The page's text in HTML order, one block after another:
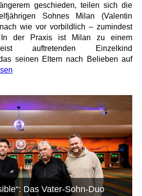
geschieden, teilen sich die
Sohnes Milan (Valentin
wie vor vorbildlich – zumindest
der Praxis ist Milan zu einem
auftretenden Einzelkind
seinen Eltern nach Belieben auf
Das Vater-Sohn-Duo